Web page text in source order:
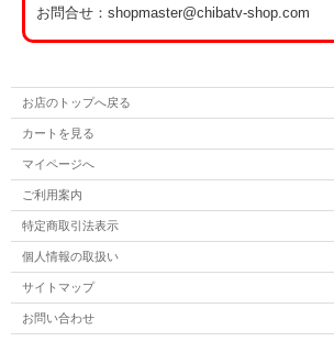
お問合せ：shopmaster@chibatv-shop.com
お店のトップへ戻る
カートを見る
マイページへ
ご利用案内
特定商取引法表示
個人情報の取扱い
サイトマップ
お問い合わせ